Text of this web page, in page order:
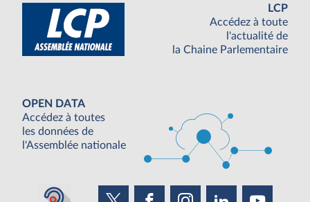
LCP
Accédez à toute
l'actualité de
la Chaine Parlementaire
OPEN DATA
Accédez à toutes
les données de
l'Assemblée nationale